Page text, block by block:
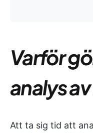
Varför
analys
Att ta sig tid att